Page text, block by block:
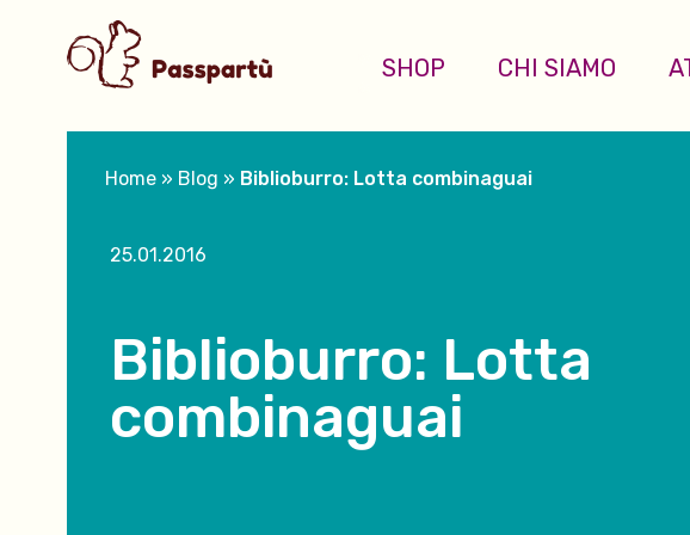
SHOP CHI SIAMO
Home » Blog » Biblioburro: Lotta combinaguai
25.01.2016
Biblioburro: Lotta
combinaguai